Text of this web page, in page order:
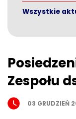
Wszystkie
Zespołu
03 GRUDZIEŃ